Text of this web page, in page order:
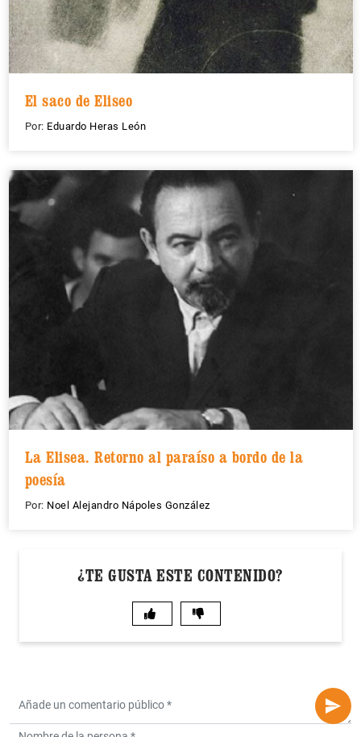
El saco de Eliseo
Por: Eduardo Heras León
La Elisea. Retorno al paraíso a bordo de la
poesía
Por: Noel Alejandro Nápoles González
¿TE GUSTA ESTE CONTENIDO?